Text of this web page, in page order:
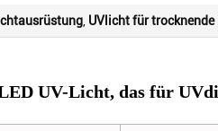
UVlicht für trocknende
UV-Licht, das für